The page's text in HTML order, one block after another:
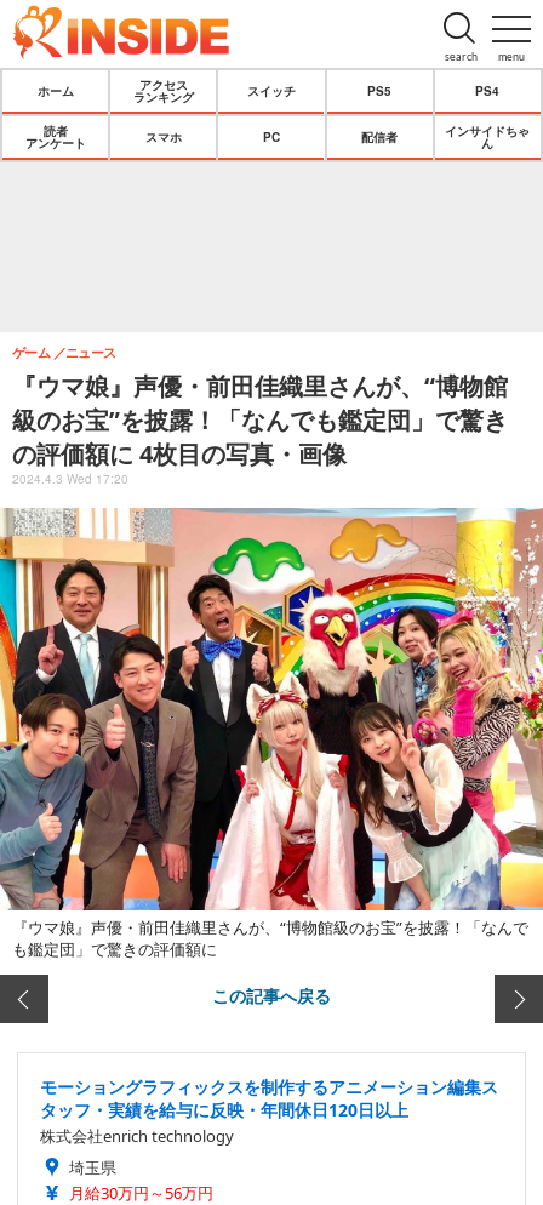
menu
search
ホーム
アクセス
ランキング
スイッチ PS5 PS4
読者
アンケート
スマホ PC 配信者
インサイドちゃ
ん
『ウマ娘』声優・前田佳織里さんが、“博物館
級のお宝”を披露！「なんでも鑑定団」で驚き
の評価額に 4枚目の写真・画像
ゲーム ニュース
2024.4.3 Wed 17:20
『ウマ娘』声優・前田佳織里さんが、“博物館級のお宝”を披露！「なんで
も鑑定団」で驚きの評価額に
この記事へ戻る
モーショングラフィックスを制作するアニメーション編集ス
タッフ・実績を給与に反映・年間休日120日以上
株式会社enrich technology
埼玉県
月給30万円～56万円